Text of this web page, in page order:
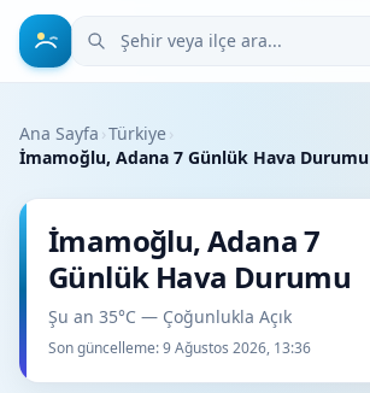
Şehir veya ilçe ara
Ana Sayfa ›Türkiye›
İmamoğlu, Adana 7 Günlük Hava Durumu
İmamoğlu, Adana 7
Günlük Hava Durumu
Şu an 35°C — Çoğunlukla Açık
Son güncelleme:9 Ağustos 2026, 13:36